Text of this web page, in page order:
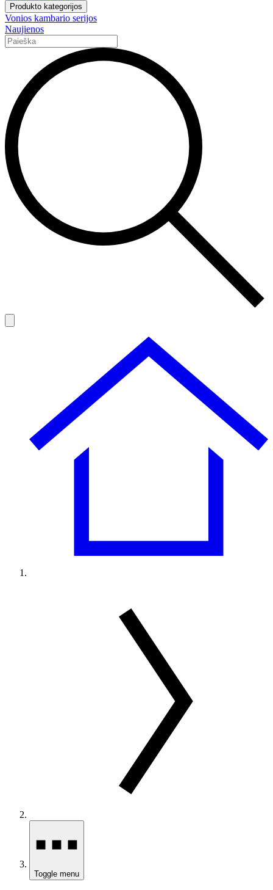
Produkto kategorijos
Vonios kambario serijos
Naujienos
Toggle menu